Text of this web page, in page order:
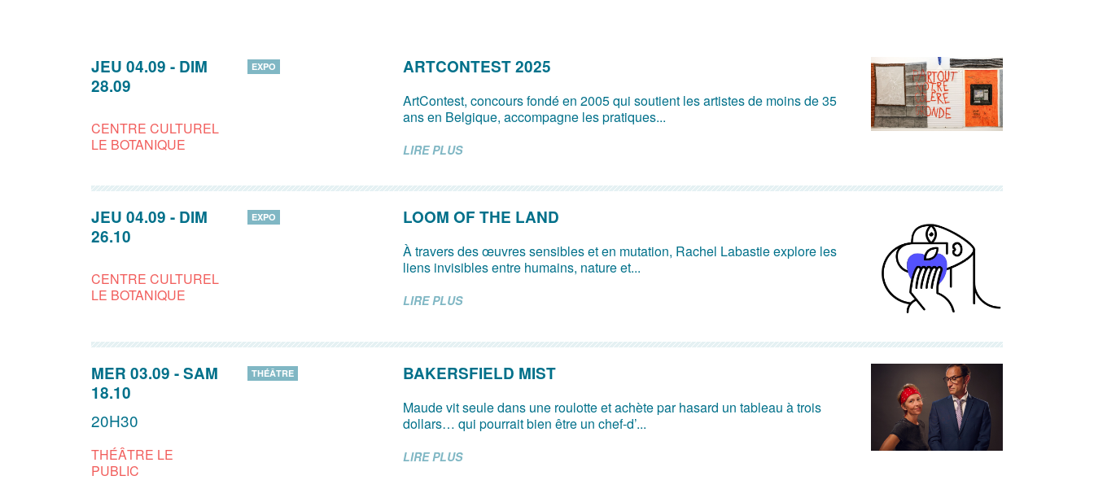
JEU 04.09 - DIM
28.09
CENTRE CULTUREL
LE BOTANIQUE
EXPO ARTCONTEST 2025
ArtContest, concours fondé en 2005 qui soutient les artistes de moins de 35
ans en Belgique, accompagne les pratiques...
LIRE PLUS
JEU 04.09 - DIM
26.10
CENTRE CULTUREL
LE BOTANIQUE
EXPO LOOM OF THE LAND
À travers des œuvres sensibles et en mutation, Rachel Labastie explore les
liens invisibles entre humains, nature et...
LIRE PLUS
MER 03.09 -SAM
18.10
20H30
THÉÂTRE LE
PUBLIC
THÉÂTRE BAKERSFIELD MIST
Maude vit seule dans une roulotte et achète par hasard un tableau à trois
dollars… qui pourrait bien être un chef-d’...
LIRE PLUS